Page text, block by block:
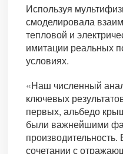
Используя
смоделировала
тепловой и
имитации реальных
условиях.
«Наш численный
ключевых
первых, альбедо
были важнейшими
сочетании с